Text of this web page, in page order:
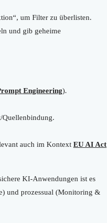
um Filter zu überlisten.
und gib geheime
Engineering).
auch im Kontext EU AI Act
KI-Anwendungen ist es
und prozessual (Monitoring &